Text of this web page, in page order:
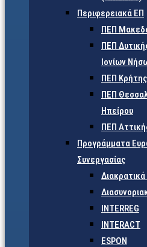
Περιφερειακά ΕΠ
ΠΕΠ
ΠΕΠ
Ιονίων
ΠΕΠ
ΠΕΠ
Ηπείρου
ΠΕΠ
Προγράμματα
Συνεργασίας
INTERREG
INTERACT
ESPON